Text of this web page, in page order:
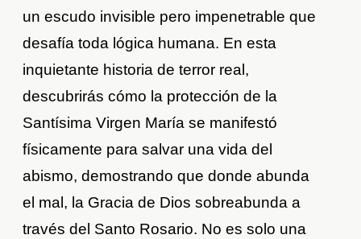
un escudo invisible pero impenetrable que
desafía toda lógica humana. En esta
inquietante historia de terror real,
descubrirás cómo la protección de la
Santísima Virgen María se manifestó
físicamente para salvar una vida del
abismo, demostrando que donde abunda
el mal, la Gracia de Dios sobreabunda a
través del Santo Rosario. No es solo una